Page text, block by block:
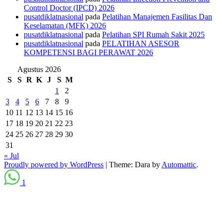
Control Doctor (IPCD) 2026
pusatdiklatnasional pada Pelatihan Manajemen Fasilitas Dan
Keselamatan (MFK) 2026
pusatdiklatnasional pada Pelatihan SPI Rumah Sakit 2025
pusatdiklatnasional pada PELATIHAN ASESOR
KOMPETENSI BAGI PERAWAT 2026
Agustus 2026
S
S R K J S M
1
2
3
4 5 6 7 8
9
10 11 12 13 14 15 16
17 18 19 20 21 22 23
24 25 26 27 28 29 30
31
« Jul
Proudly powered by WordPress | Theme: Dara by Automattic.
1